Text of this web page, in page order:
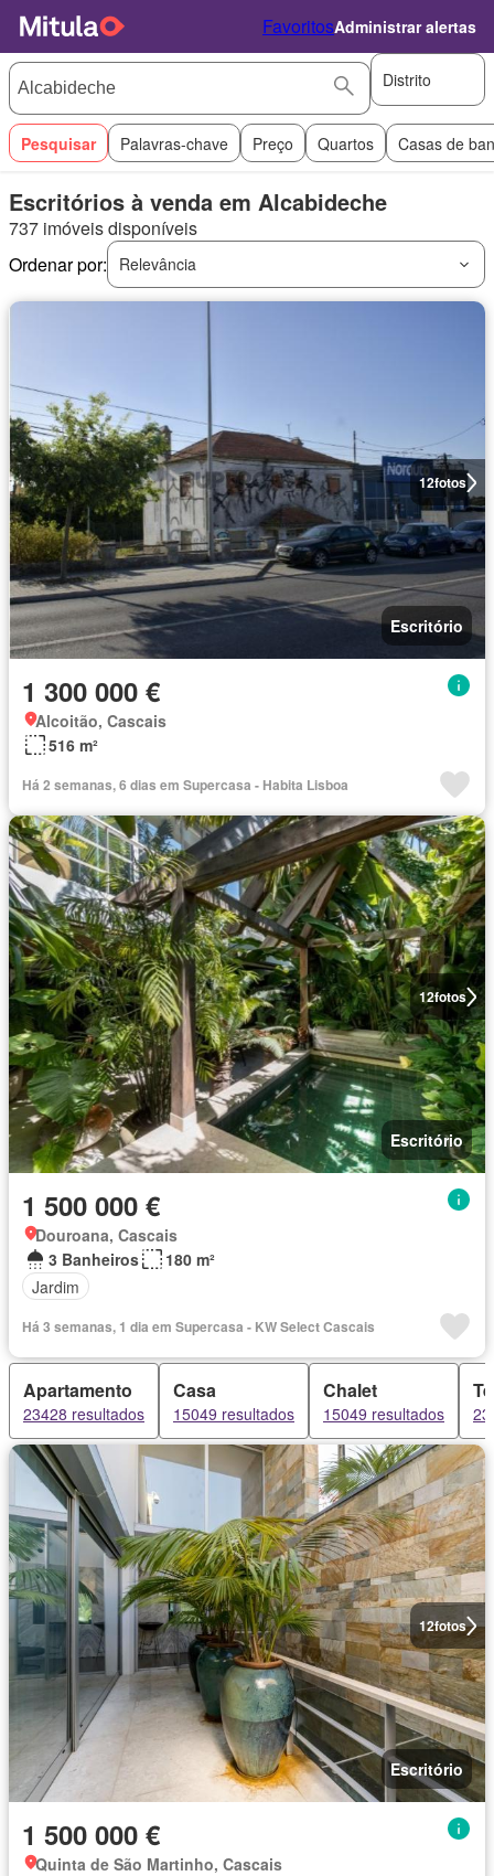
FavoritosAdministrar alertas
Distrito
Pesquisar Palavras-chave Preço Quartos Casas de
Escritórios à venda em Alcabideche
737 imóveis disponíveis
Ordenar por:
Relevância
12fotos
Escritório
1 300 000 €
Alcoitão, Cascais
516 m²
Há 2 semanas, 6 dias em Supercasa - Habita Lisboa
12fotos
Escritório
1 500 000 €
Douroana, Cascais
3 Banheiros
180 m²
Jardim
Há 3 semanas, 1 dia em Supercasa - KW Select Cascais
Apartamento
23428 resultados
Casa
15049 resultados
Chalet
15049 resultados
12fotos
Escritório
1 500 000 €
Quinta de São Martinho, Cascais